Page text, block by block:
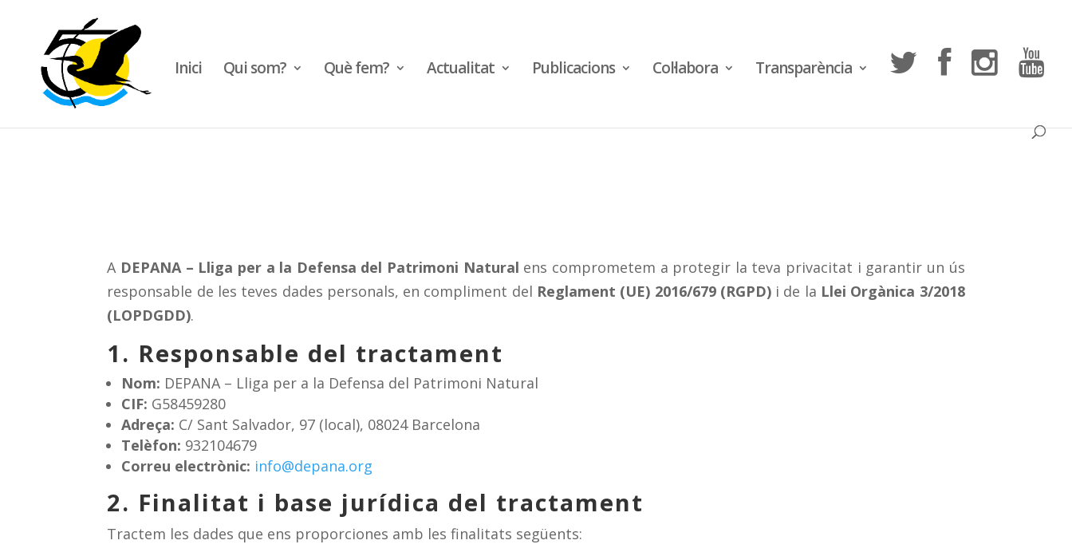
Inici Qui som? Què fem? Actualitat Publicacions Col·labora Transparència
A DEPANA – Lliga per a la Defensa del Patrimoni Natural ens comprometem a protegir la teva privacitat i garantir un ús
responsable de les teves dades personals, en compliment del Reglament (UE) 2016/679 (RGPD)i de la Llei Orgànica 3/2018
(LOPDGDD).
1. Responsable del tractament
Nom: DEPANA – Lliga per a la Defensa del Patrimoni Natural
CIF: G58459280
Adreça: C/ Sant Salvador, 97 (local), 08024 Barcelona
Telèfon: 932104679
Correu electrònic: info@depana.org
2. Finalitat i base jurídica del tractament
Tractem les dades que ens proporciones amb les finalitats següents: